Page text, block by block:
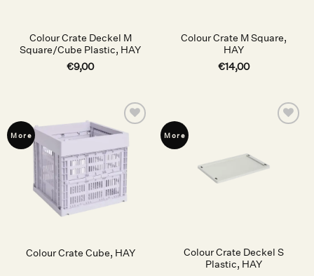
Colour Crate Deckel M
Square/Cube Plastic, HAY
€9,00
Colour Crate M Square,
HAY
€14,00
More
Auf die
Colour Crate Cube, HAY
More
Colour Crate Deckel S
Plastic, HAY